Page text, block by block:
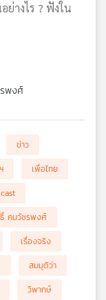
ย่างไร ? ฟังใน
พงศ์
ข่าว
เพื่อไทย
คมวัชรพงศ์
เรื่องจริง
สมมุติว่า
วิพากษ์